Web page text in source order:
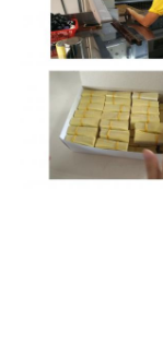
SHOW
SITEMAP